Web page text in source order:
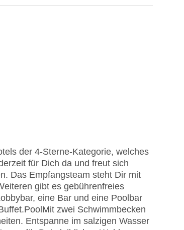
der 4-Sterne-Kategorie, welches
für Dich da und freut sich
Das Empfangsteam steht Dir mit
gibt es gebührenfreies
eine Bar und eine Poolbar
Pool Mit zwei Schwimmbecken
Entspanne im salzigen Wasser